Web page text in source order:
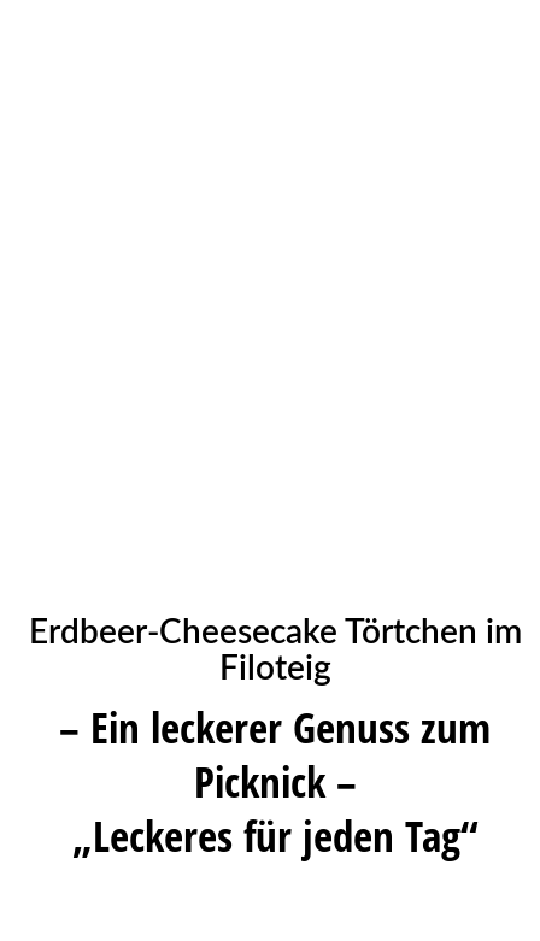
Erdbeer-Cheesecake Törtchen im
Filoteig
– Ein leckerer Genuss zum
Picknick –
„Leckeres für jeden Tag“